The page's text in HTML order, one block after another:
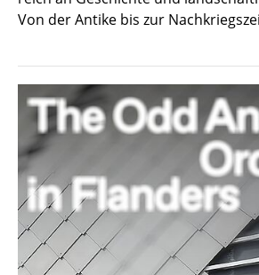
Von der Antike bis zur